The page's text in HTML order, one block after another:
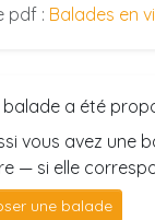
pdf : Balades en
balade a été
vous avez une
— si elle
une balade